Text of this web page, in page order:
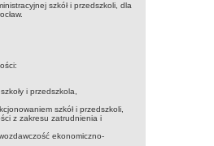
szkół i przedszkoli, dla
i przedszkola,
szkół i przedszkoli,
z zakresu zatrudnienia i
ekonomiczno-